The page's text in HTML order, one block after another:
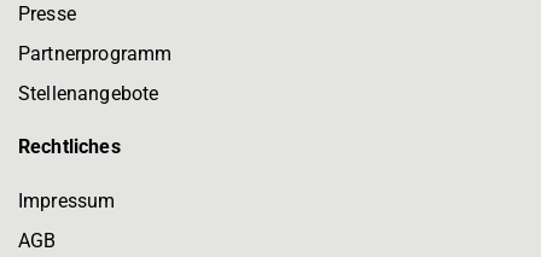
Presse
Partnerprogramm
Stellenangebote
Rechtliches
Impressum
AGB